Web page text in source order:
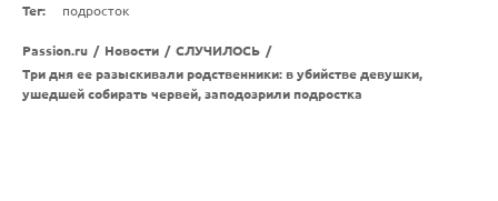
Тег: подросток
Passion.ru / Новости / СЛУЧИЛОСЬ /
Три дня ее разыскивали родственники: в убийстве девушки,
ушедшей собирать червей, заподозрили подростка